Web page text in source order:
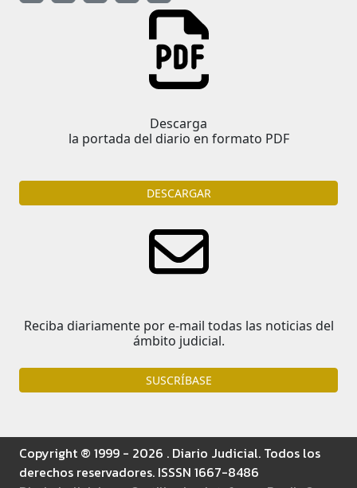
Descarga
la portada del diario en formato PDF
DESCARGAR
Reciba diariamente por e-mail todas las noticias del
ámbito judicial.
SUSCRÍBASE
Copyright ® 1999 - 2026 . Diario Judicial. Todos los
derechos reservadores. ISSSN 1667-8486